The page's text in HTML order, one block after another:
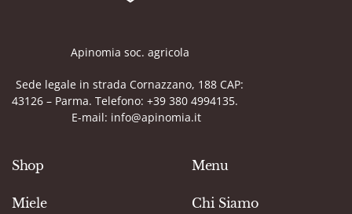
Apinomia soc. agricola
Sede legale in strada Cornazzano, 188 CAP:
43126 – Parma. Telefono: +39 380 4994135.
E-mail: info@apinomia.it
Shop
Miele
Menu
Chi Siamo